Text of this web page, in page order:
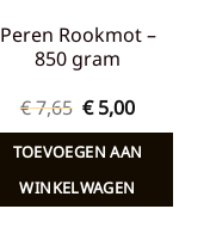
Peren Rookmot –
850 gram
€7,65 Oorspronkelijke
prijs
was:
€ 7,65.
€5,00Huidige
is:
€ 5,00.
TOEVOEGEN AAN
WINKELWAGEN